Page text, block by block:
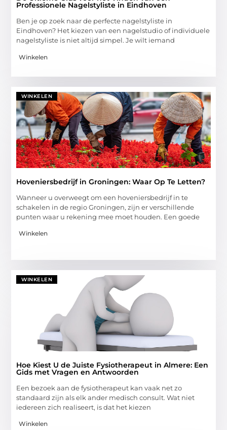
Professionele Nagelstyliste in Eindhoven
Ben je op zoek naar de perfecte nagelstyliste in
Eindhoven? Het kiezen van een nagelstudio of individuele
nagelstyliste is niet altijd simpel. Je wilt iemand
Winkelen
WINKELEN
Hoveniersbedrijf in Groningen: Waar Op Te Letten?
Wanneer u overweegt om een hoveniersbedrijf in te
schakelen in de regio Groningen, zijn er verschillende
punten waar u rekening mee moet houden. Een goede
Winkelen
WINKELEN
Hoe Kiest U de Juiste Fysiotherapeut in Almere: Een
Gids met Vragen en Antwoorden
Een bezoek aan de fysiotherapeut kan vaak net zo
standaard zijn als elk ander medisch consult. Wat niet
iedereen zich realiseert, is dat het kiezen
Winkelen